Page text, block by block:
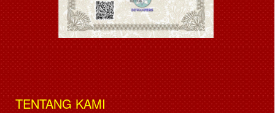
TENTANG KAMI